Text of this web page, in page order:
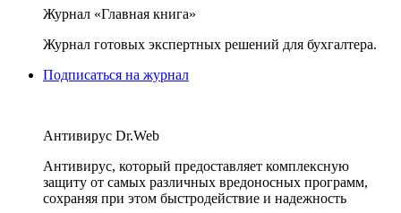
Журнал «Главная книга»
Журнал готовых экспертных решений для бухгалтера.
Подписаться на журнал
Антивирус Dr.Web
Антивирус, который предоставляет комплексную
защиту от самых различных вредоносных программ,
сохраняя при этом быстродействие и надежность